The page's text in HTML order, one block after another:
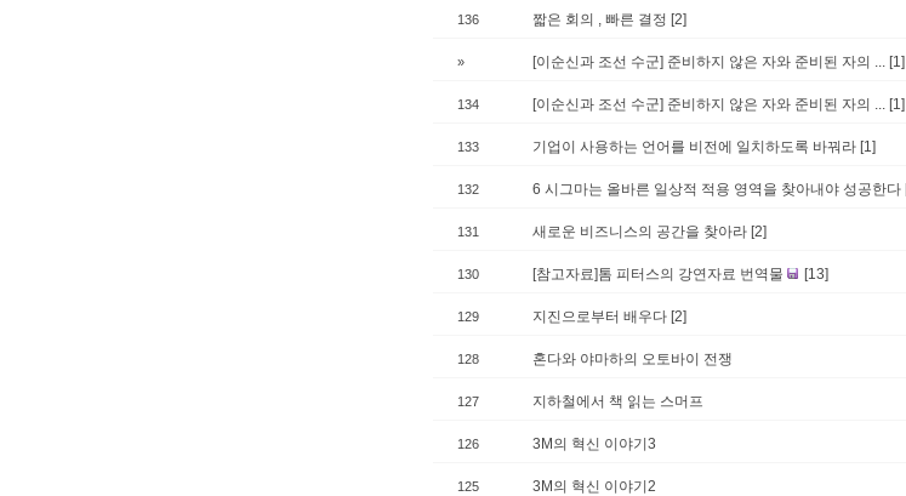
136 짧은 회의 , 빠른 결정 [2]
» [이순신과 조선 수군] 준비하지 않은 자와 준비된 자의 ... [1]
134 [이순신과 조선 수군] 준비하지 않은 자와 준비된 자의 ... [1]
133 기업이 사용하는 언어를 비전에 일치하도록 바꿔라 [1]
132 6 시그마는 올바른 일상적 적용 영역을 찾아내야 성공한다
131 새로운 비즈니스의 공간을 찾아라 [2]
130 [참고자료]톰 피터스의 강연자료 번역물 [13]
129 지진으로부터 배우다 [2]
128 혼다와 야마하의 오토바이 전쟁
127 지하철에서 책 읽는 스머프
126 3M의 혁신 이야기3
125 3M의 혁신 이야기2